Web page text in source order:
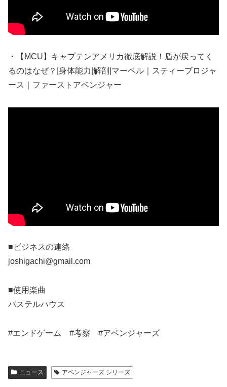
・【MCU】キャプテンアメリカ徹底解説！盾が戻ってく
るのはなぜ？|身体能力|解剖|マーベル｜スティーブロジャ
ース｜ファーストアベンジャー
■ビジネスの連絡
joshigachi@gmail.com
■使用楽曲
パステルハウス
#エンドゲーム #考察 #アベンジャーズ
ニュース アベンジャーズ シリーズ